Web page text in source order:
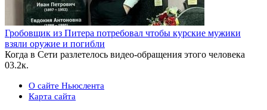
Гробовщик из Питера потребовал чтобы курские мужики
взяли оружие и погибли
Когда в Сети разлетелось видео-обращения этого человека
03.2к.
О сайте Ньюслента
Карта сайта